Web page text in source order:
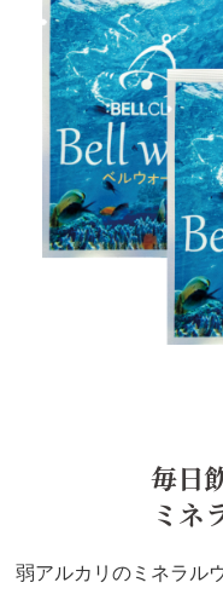
毎⽇
ミネ
弱アルカリのミネラル